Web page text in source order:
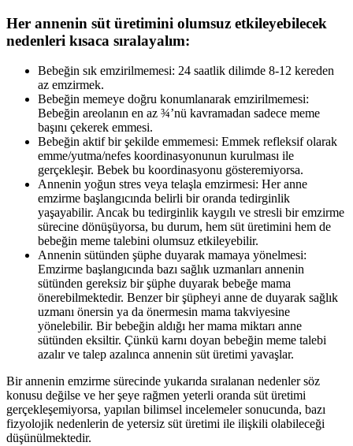
Her annenin süt üretimini olumsuz etkileyebilecek
nedenleri kısaca sıralayalım:
Bebeğin sık emzirilmemesi: 24 saatlik dilimde 8-12 kereden
az emzirmek.
Bebeğin memeye doğru konumlanarak emzirilmemesi:
Bebeğin areolanın en az ¾’nü kavramadan sadece meme
başını çekerek emmesi.
Bebeğin aktif bir şekilde emmemesi: Emmek refleksif olarak
emme/yutma/nefes koordinasyonunun kurulması ile
gerçekleşir. Bebek bu koordinasyonu gösteremiyorsa.
Annenin yoğun stres veya telaşla emzirmesi: Her anne
emzirme başlangıcında belirli bir oranda tedirginlik
yaşayabilir. Ancak bu tedirginlik kaygılı ve stresli bir emzirme
sürecine dönüşüyorsa, bu durum, hem süt üretimini hem de
bebeğin meme talebini olumsuz etkileyebilir.
Annenin sütünden şüphe duyarak mamaya yönelmesi:
Emzirme başlangıcında bazı sağlık uzmanları annenin
sütünden gereksiz bir şüphe duyarak bebeğe mama
önerebilmektedir. Benzer bir şüpheyi anne de duyarak sağlık
uzmanı önersin ya da önermesin mama takviyesine
yönelebilir. Bir bebeğin aldığı her mama miktarı anne
sütünden eksiltir. Çünkü karnı doyan bebeğin meme talebi
azalır ve talep azalınca annenin süt üretimi yavaşlar.
Bir annenin emzirme sürecinde yukarıda sıralanan nedenler söz
konusu değilse ve her şeye rağmen yeterli oranda süt üretimi
gerçekleşemiyorsa, yapılan bilimsel incelemeler sonucunda, bazı
fizyolojik nedenlerin de yetersiz süt üretimi ile ilişkili olabileceği
düşünülmektedir.